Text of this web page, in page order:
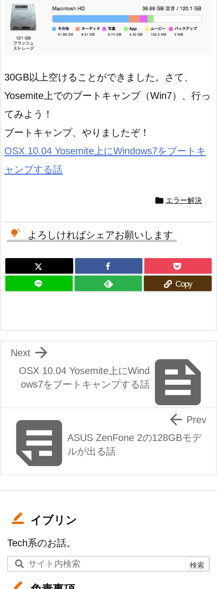
30GB以上空けることができました。さて、
Yosemite上でのブートキャンプ（Win7）、行っ
てみよう！
ブートキャンプ、やりましたぞ！
OSX 10.04 Yosemite上にWindows7をブートキ
ャンプする話
 エラー解決
よろしければシェアお願いします
Copy

OSX 10.04 Yosemite上にWind
ows7をブートキャンプする話

Next
ASUS ZenFone 2の128GBモデ
ルが出る話
 Prev
イブリン
Tech系のお話。